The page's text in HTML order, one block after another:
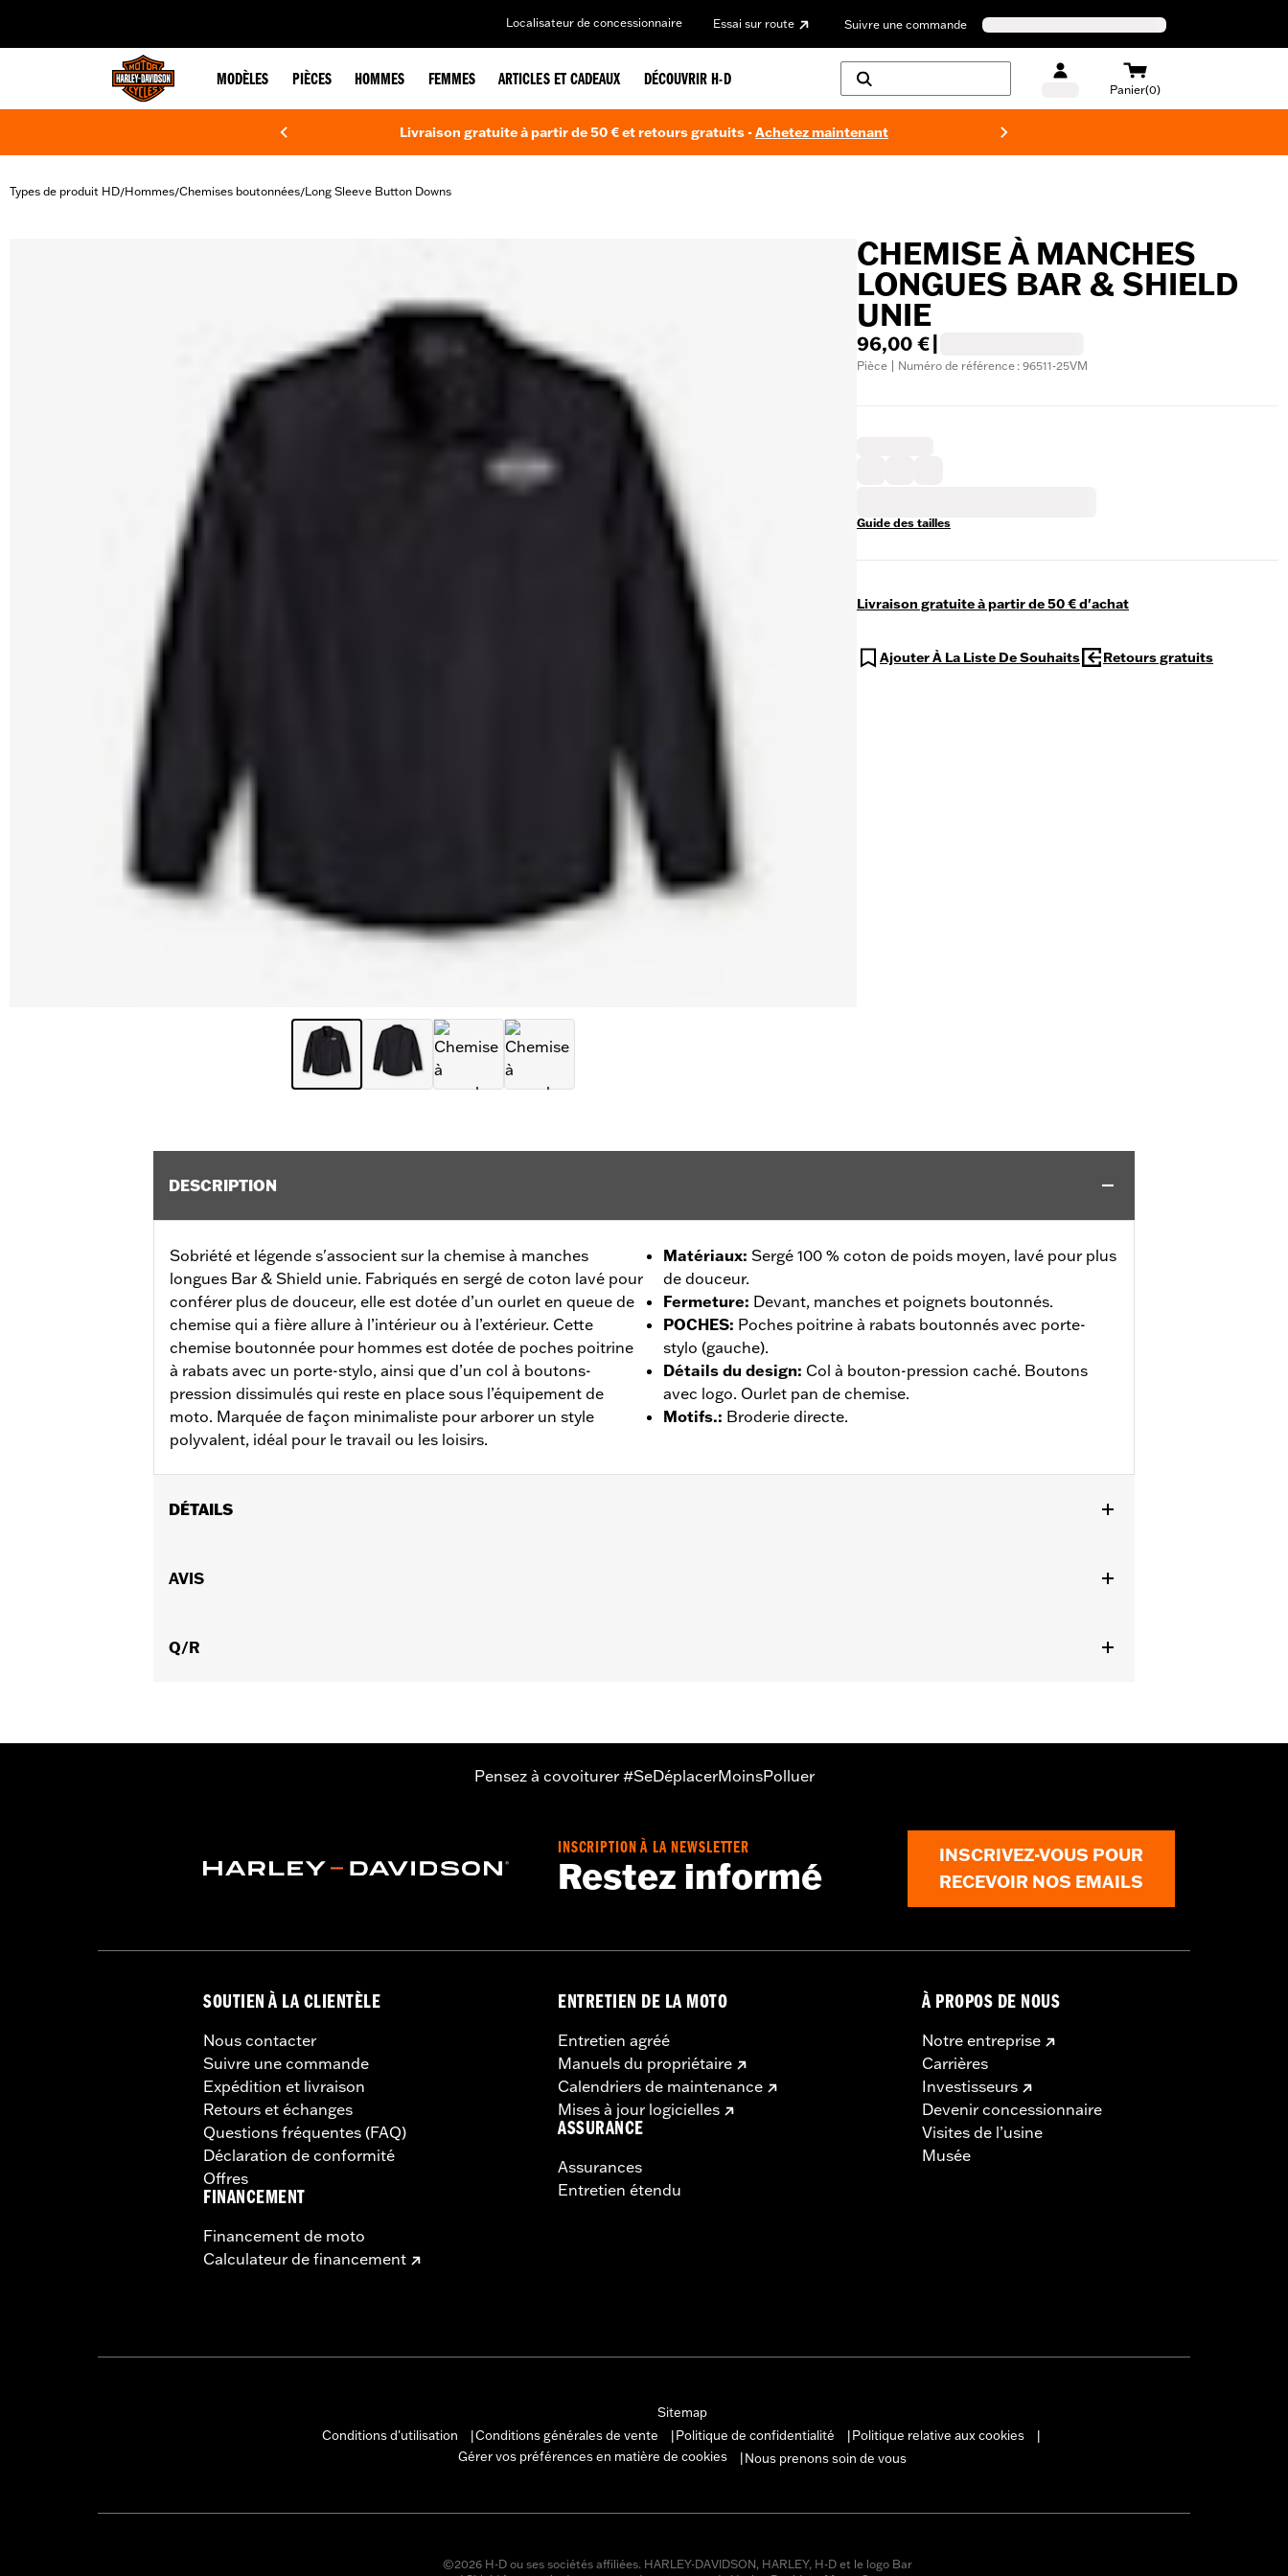
Localisateur de concessionnaire Essai sur route Suivre une commande
MODÈLES PIÈCES HOMMES FEMMES ARTICLES ET CADEAUX DÉCOUVRIR H-D
Panier(0)
Livraison gratuite à partir de 50 € et retours gratuits -Achetez maintenant
Types de produit HD/Hommes/Chemises boutonnées/Long Sleeve Button Downs
CHEMISE À MANCHES
LONGUES BAR & SHIELD
UNIE
96,00 €
Pièce | Numéro de référence : 96511-25VM
Guide des tailles
Livraison gratuite à partir de 50 € d'achat
Ajouter À La Liste De Souhaits Retours gratuits
DESCRIPTION
Sobriété et légende s'associent sur la chemise à manches
longues Bar & Shield unie. Fabriqués en sergé de coton lavé pour
conférer plus de douceur, elle est dotée d’un ourlet en queue de
chemise qui a fière allure à l’intérieur ou à l’extérieur. Cette
chemise boutonnée pour hommes est dotée de poches poitrine
à rabats avec un porte-stylo, ainsi que d’un col à boutons-
pression dissimulés qui reste en place sous l’équipement de
moto. Marquée de façon minimaliste pour arborer un style
polyvalent, idéal pour le travail ou les loisirs.
Matériaux: Sergé 100 % coton de poids moyen, lavé pour plus
de douceur.
Fermeture: Devant, manches et poignets boutonnés.
POCHES: Poches poitrine à rabats boutonnés avec porte-
stylo (gauche).
Détails du design: Col à bouton-pression caché. Boutons
avec logo. Ourlet pan de chemise.
Motifs.: Broderie directe.
DÉTAILS
GARANTIE:
AVIS
Q/R
Pensez à covoiturer #SeDéplacerMoinsPolluer
INSCRIPTION À LA NEWSLETTER
Restez informé
INSCRIVEZ-VOUS POUR
RECEVOIR NOS EMAILS
SOUTIEN À LA CLIENTÈLE
Nous contacter
Suivre une commande
Expédition et livraison
Retours et échanges
Questions fréquentes (FAQ)
Déclaration de conformité
Offres
FINANCEMENT
Financement de moto
Calculateur de financement
ENTRETIEN DE LA MOTO
Entretien agréé
Manuels du propriétaire
Calendriers de maintenance
Mises à jour logicielles
ASSURANCE
Assurances
Entretien étendu
À PROPOS DE NOUS
Notre entreprise
Carrières
Investisseurs
Devenir concessionnaire
Visites de l’usine
Musée
Sitemap
Conditions d'utilisation
Conditions générales de vente Politique de confidentialité Politique relative aux cookies
Gérer vos préférences en matière de cookies
Nous prenons soin de vous
©2026 H-D ou ses sociétés affiliées. HARLEY-DAVIDSON, HARLEY, H-D et le logo Bar